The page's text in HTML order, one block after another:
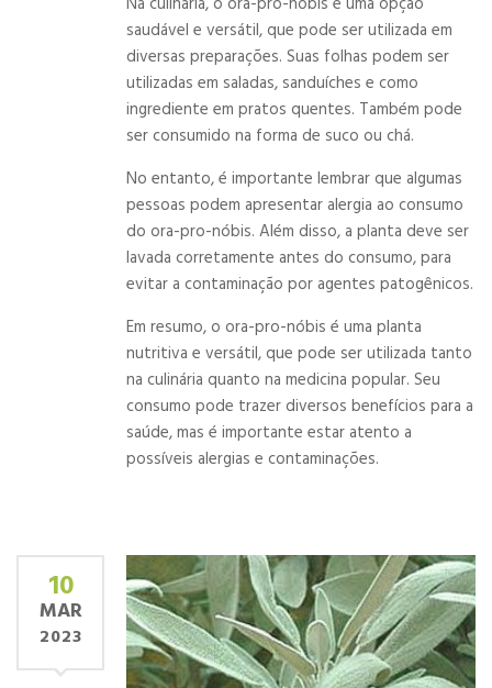
saudável e versátil, que pode ser utilizada em
diversas preparações. Suas folhas podem ser
utilizadas em saladas, sanduíches e como
ingrediente em pratos quentes. Também pode
ser consumido na forma de suco ou chá.
No entanto, é importante lembrar que algumas
pessoas podem apresentar alergia ao consumo
do ora-pro-nóbis. Além disso, a planta deve ser
lavada corretamente antes do consumo, para
evitar a contaminação por agentes patogênicos.
Em resumo, o ora-pro-nóbis é uma planta
nutritiva e versátil, que pode ser utilizada tanto
na culinária quanto na medicina popular. Seu
consumo pode trazer diversos benefícios para a
saúde, mas é importante estar atento a
possíveis alergias e contaminações.
10
MAR
2023